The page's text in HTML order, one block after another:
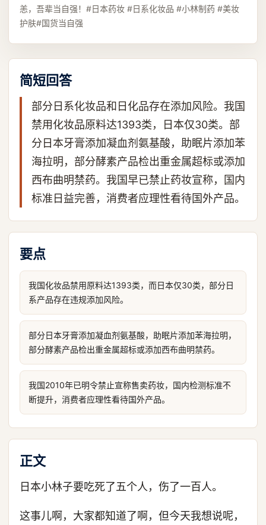
恙，吾辈当自强！#日本药妆 #日系化妆品 #小林制药 #美妆
护肤#国货当自强
简短回答
部分日系化妆品和日化品存在添加风险。我国
禁用化妆品原料达1393类，日本仅30类。部
分日本牙膏添加凝血剂氨基酸，助眠片添加苯
海拉明，部分酵素产品检出重金属超标或添加
西布曲明禁药。我国早已禁止药妆宣称，国内
标准日益完善，消费者应理性看待国外产品。
要点
我国化妆品禁用原料达1393类，而日本仅30类，部分日
系产品存在违规添加风险。
部分日本牙膏添加凝血剂氨基酸，助眠片添加苯海拉明，
部分酵素产品检出重金属超标或添加西布曲明禁药。
我国2010年已明令禁止宣称售卖药妆，国内检测标准不
断提升，消费者应理性看待国外产品。
正文
日本小林子要吃死了五个人，伤了一百人。
这事儿啊，大家都知道了啊，但今天我想说呢，